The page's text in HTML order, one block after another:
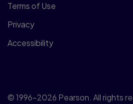
Terms of Use
Privacy
Accessibility
© 1996–2026 Pearson. All rights